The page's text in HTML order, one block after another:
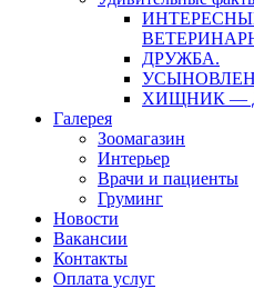
ДРУЖБА.
ХИЩНИК —
Галерея
Зоомагазин
Интерьер
Врачи и пациенты
Груминг
Новости
Вакансии
Контакты
Оплата услуг